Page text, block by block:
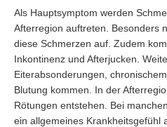
Als Hauptsymptom werden
Afterregion auftreten. Besonders
diese Schmerzen auf. Zudem
Inkontinenz und Afterjucken.
Eiterabsonderungen,
Blutung kommen. In der
Rötungen entstehen. Bei
ein allgemeines Krankheitsgefühl